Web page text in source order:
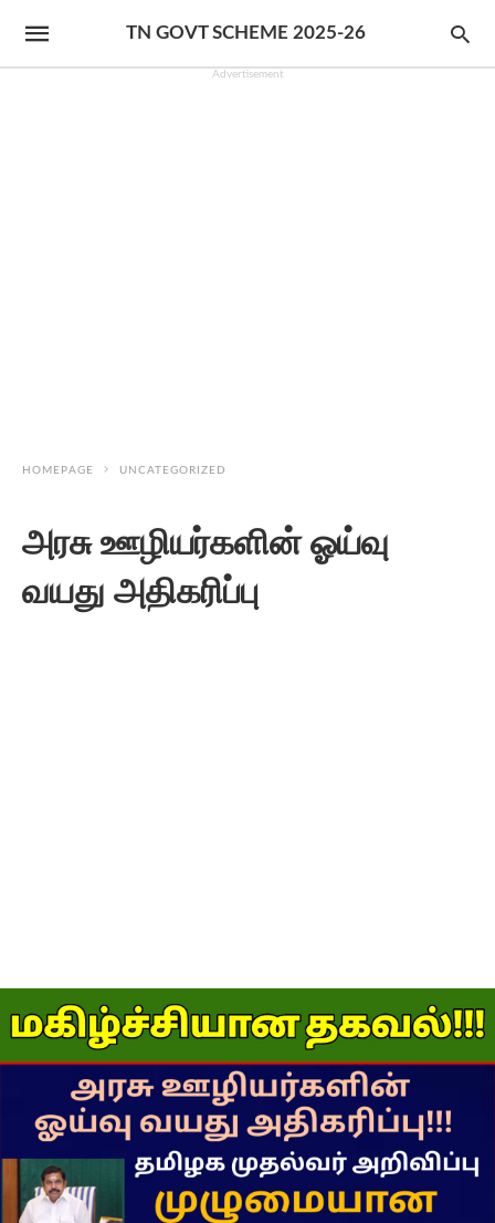
TN GOVT SCHEME 2025-26
Advertisement
HOMEPAGE UNCATEGORIZED
அரசு ஊழியர்களின் ஓய்வு
வயது அதிகரிப்பு